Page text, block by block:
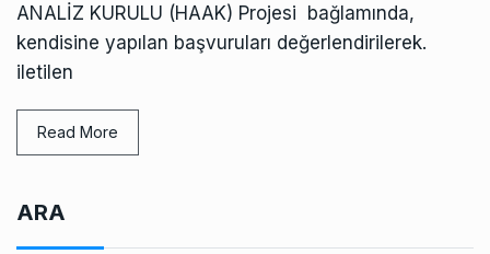
ANALİZ KURULU (HAAK) Projesi bağlamında,
kendisine yapılan başvuruları değerlendirilerek.
iletilen
Read More
ARA